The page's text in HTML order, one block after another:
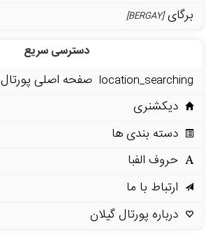
برگای[BERGAY]
دسترسی سریع
location_searching صفحه اصلی پورتال
دیکشنری
دسته بندی ها
حروف الفبا
ارتباط با ما
درباره پورتال گیلان